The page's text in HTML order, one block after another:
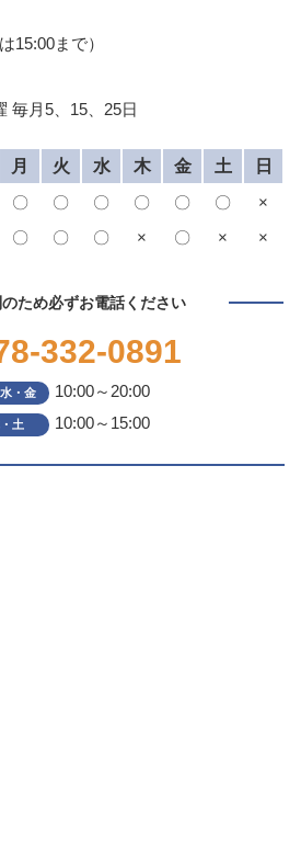
15:00まで）
毎月5、15、25日
月 火 水 木 金 土
日
〇 〇 〇 〇 〇 〇
×
〇 〇 〇 × 〇 × ×
ため必ずお電話ください
332-0891
・金 10:00～20:00
土 10:00～15:00